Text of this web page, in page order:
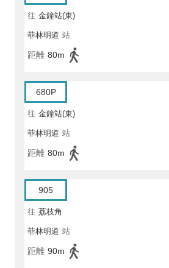
往 金鐘站(東)
菲林明道 站
距離 80m
680P
往 金鐘站(東)
菲林明道 站
距離 80m
905
往 荔枝角
菲林明道 站
距離 90m